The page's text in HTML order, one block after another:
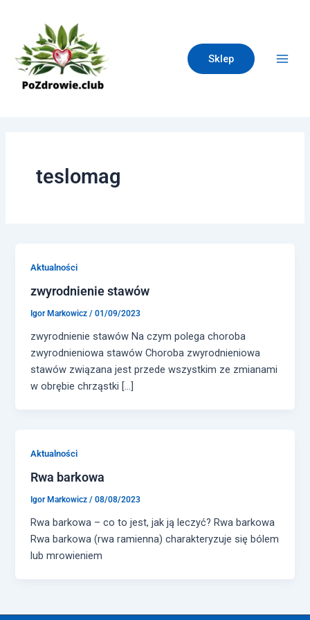
Sklep
teslomag
Aktualności
zwyrodnienie stawów
Igor Markowicz/01/09/2023
zwyrodnienie stawów Na czym polega choroba
zwyrodnieniowa stawów Choroba zwyrodnieniowa
stawów związana jest przede wszystkim ze zmianami
w obrębie chrząstki […]
Aktualności
Rwa barkowa
Igor Markowicz/08/08/2023
Rwa barkowa – co to jest, jak ją leczyć? Rwa barkowa
Rwa barkowa (rwa ramienna) charakteryzuje się bólem
lub mrowieniem